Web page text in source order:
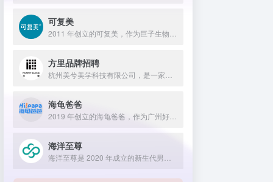
可复美
方里品牌招聘
海龟爸爸
海洋至尊